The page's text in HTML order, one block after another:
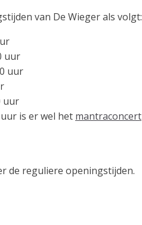
van De Wieger als volgt:
uur
uur
uur
is er wel het mantraconcert
de reguliere openingstijden.